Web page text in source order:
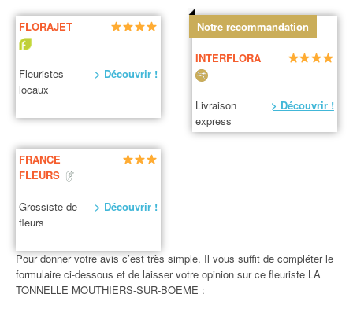
FLORAJET
Fleuristes
locaux
> Découvrir !
Notre recommandation
INTERFLORA
Livraison
express
> Découvrir !
FRANCE
FLEURS
Grossiste de
fleurs
> Découvrir !
Pour donner votre avis c’est très simple. Il vous suffit de compléter le
formulaire ci-dessous et de laisser votre opinion sur ce fleuriste LA
TONNELLE MOUTHIERS-SUR-BOEME :